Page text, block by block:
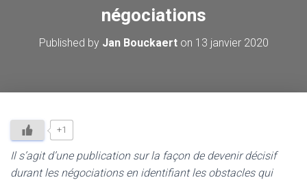
négociations
Published by Jan Bouckaerton 13 janvier 2020
+1
Il s’agit d’une publication sur la façon de devenir décisif
durant les négociations en identifiant les obstacles qui